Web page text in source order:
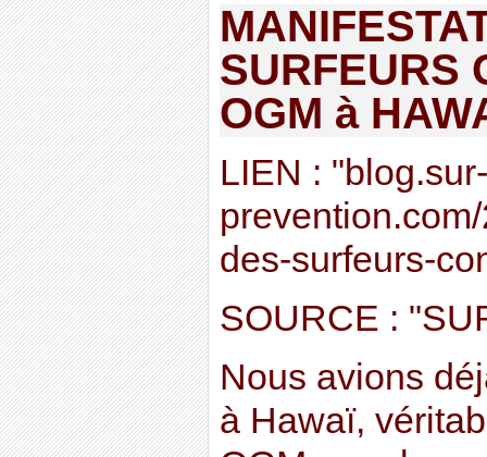
SURFEURS
OGM à
LIEN : "blog.sur-
des-surfeurs-
SOURCE :
Nous avions
à Hawaï,